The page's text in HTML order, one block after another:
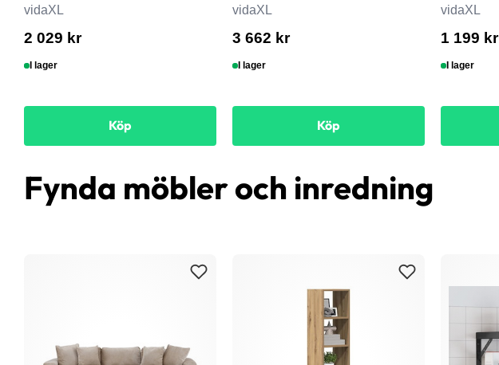
vidaXL
2 029 kr
I lager
Köp
vidaXL
3 662 kr
I lager
Köp
vidaXL
1 199 kr
I lager
Fynda möbler och inredning